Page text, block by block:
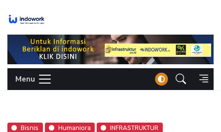
Menu
Bisnis Humaniora INFRASTRUKTUR